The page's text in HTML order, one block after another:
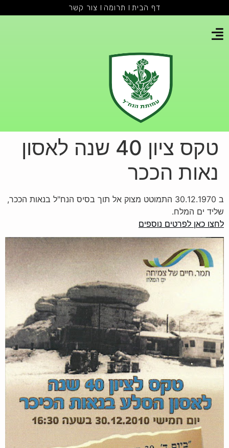
דף הבית תרומה צור קשר
טקס ציון 40 שנה לאסון
נאות הככר
ב 30.12.1970 התמוטט מצוק אל תוך בסיס הנח"ל בנאות הככר,
שליד ים המלח.
לחצו כאן לפרטים נוספים